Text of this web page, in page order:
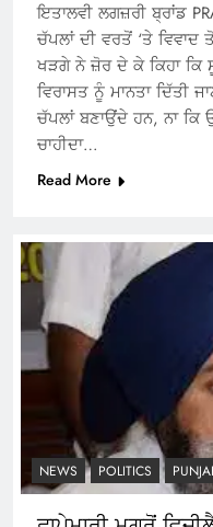
ਇਤਾਲਵੀ ਲਗਜ਼ਰੀ ਬ੍ਰਾਂਡ
ਚੱਪਲਾਂ ਦੀ ਵਰਤੋਂ ‘ਤੇ
ਖੜਗੇ ਨੇ ਜ਼ੋਰ ਦੇ ਕੇ ਕਿਹਾ ਕਿ
ਵਿਰਾਸਤ ਨੂੰ ਮਾਨਤਾ ਦਿੱਤੀ
ਚੱਪਲਾਂ ਬਣਾਉਂਦੇ ਹਨ, ਨਾ ਕਿ
ਚਾਹੀਦਾ…
Read More
NEWS POLITICS